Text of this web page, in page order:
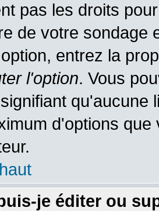
pas les droits
de votre sondage
entrez la
l'option. Vous
qu'aucune
d'options
je éditer ou